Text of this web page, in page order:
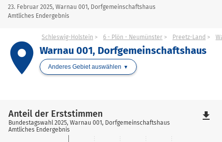
23. Februar 2025, Warnau 001, Dorfgemeinschaftshaus
Amtliches Endergebnis
place
Schleswig-Holstein 6 - Plön - Neumünster Preetz-Land
Warnau 001, Dorfgemeinschaftshaus
Anderes Gebiet auswählen
Anteil der Erststimmen
Bundestagswahl 2025, Warnau 001, Dorfgemeinschaftshaus
Amtliches Endergebnis
file_download